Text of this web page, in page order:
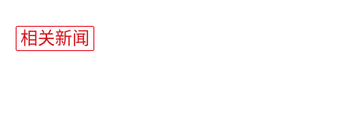
相关新闻